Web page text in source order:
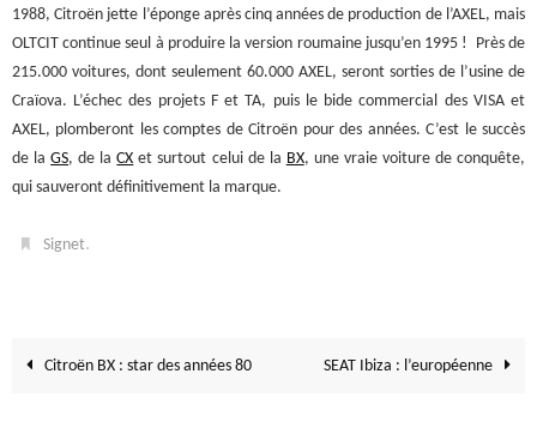
1988, Citroën jette l’éponge après cinq années de production de l’AXEL, mais
OLTCIT continue seul à produire la version roumaine jusqu’en 1995 ! Près de
215.000 voitures, dont seulement 60.000 AXEL, seront sorties de l’usine de
Craïova. L’échec des projets F et TA, puis le bide commercial des VISA et
AXEL, plomberont les comptes de Citroën pour des années. C’est le succès
de laGS, de laCX et surtout celui de la BX, une vraie voiture de conquête,
qui sauveront définitivement la marque.
Signet.
Citroën BX : star des années 80 SEAT Ibiza : l’européenne